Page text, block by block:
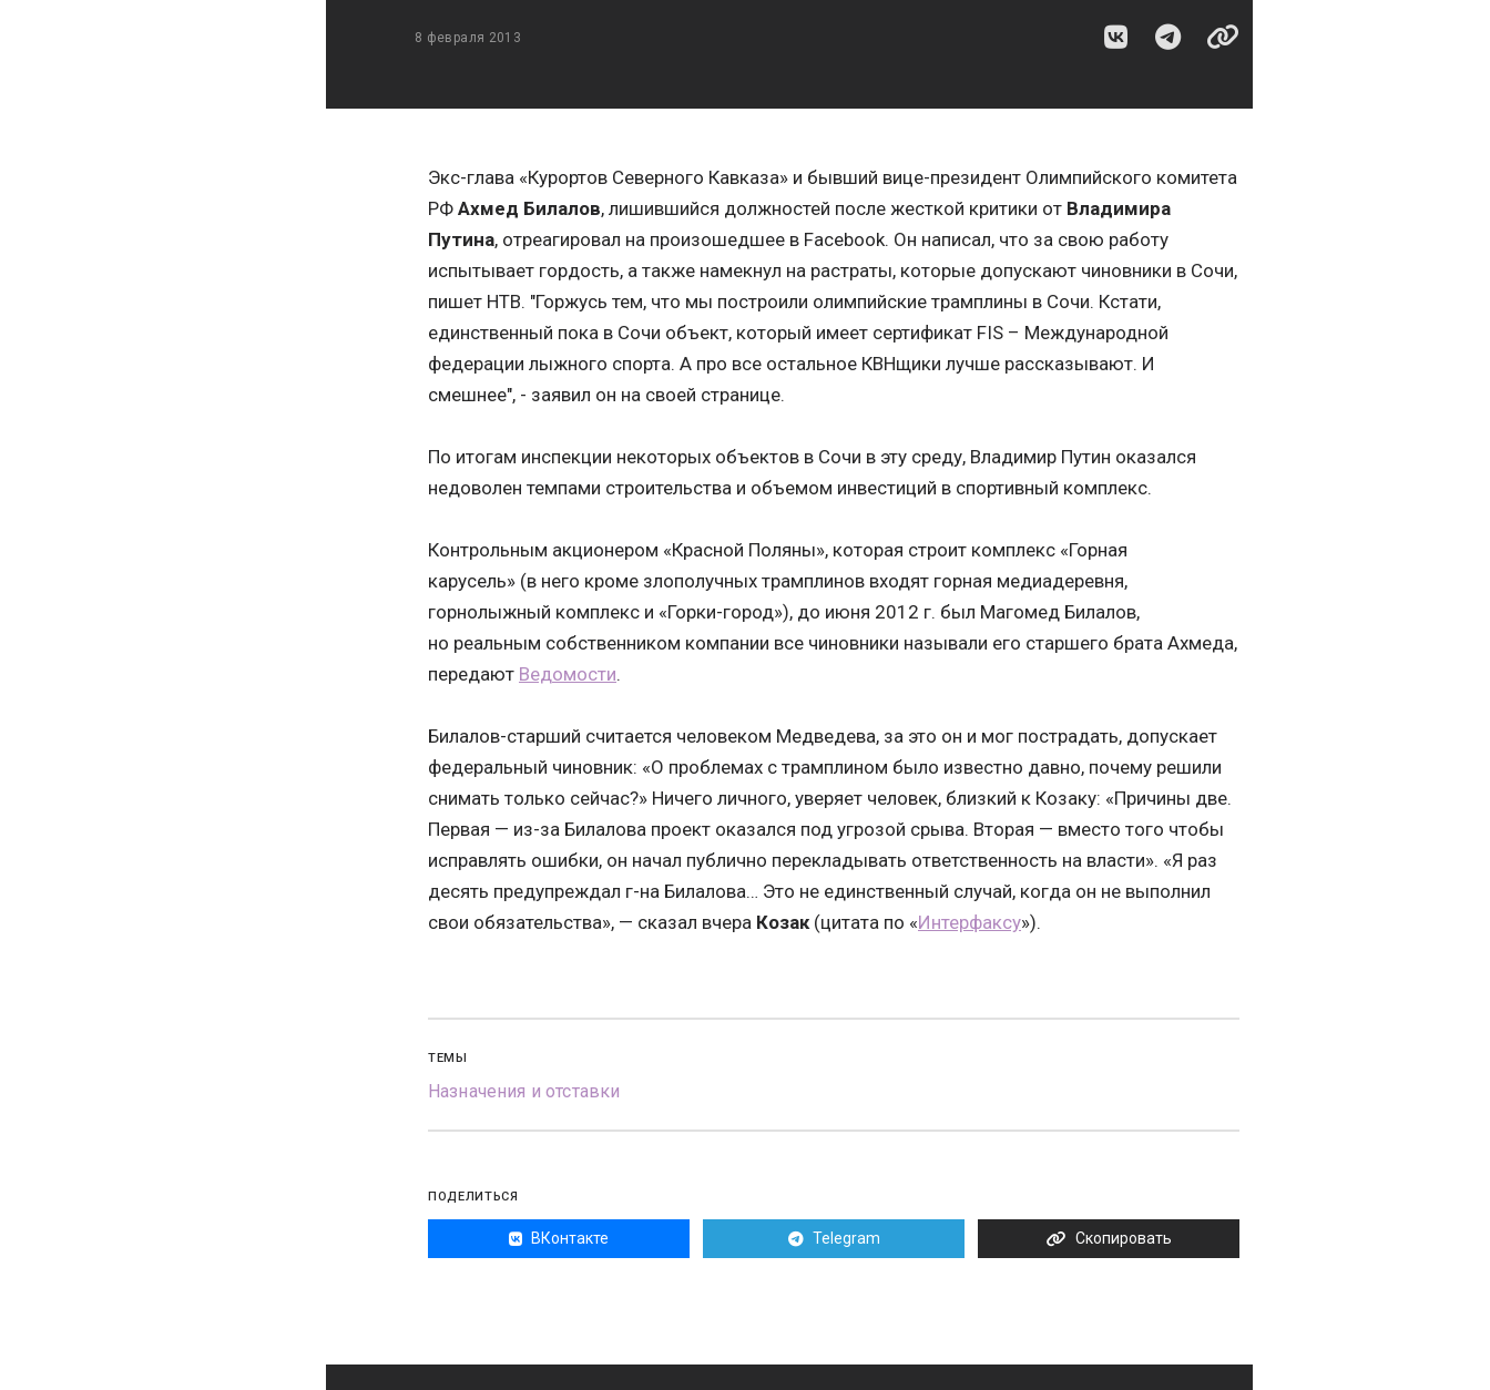
8 февраля 2013
Экс-глава «Курортов Северного Кавказа» и бывший вице-президент Олимпийского комитета
РФ Ахмед Билалов, лишившийся должностей после жесткой критики от Владимира
Путина, отреагировал на произошедшее в Facebook. Он написал, что за свою работу
испытывает гордость, а также намекнул на растраты, которые допускают чиновники в Сочи,
пишет НТВ. "Горжусь тем, что мы построили олимпийские трамплины в Сочи. Кстати,
единственный пока в Сочи объект, который имеет сертификат FIS – Международной
федерации лыжного спорта. А про все остальное КВНщики лучше рассказывают. И
смешнее", - заявил он на своей странице.
По итогам инспекции некоторых объектов в Сочи в эту среду, Владимир Путин оказался
недоволен темпами строительства и объемом инвестиций в спортивный комплекс.
Контрольным акционером «Красной Поляны», которая строит комплекс «Горная
карусель» (в него кроме злополучных трамплинов входят горная медиадеревня,
горнолыжный комплекс и «Горки-город»), до июня 2012 г. был Магомед Билалов,
но реальным собственником компании все чиновники называли его старшего брата Ахмеда,
передают Ведомости.
Билалов-старший считается человеком Медведева, за это он и мог пострадать, допускает
федеральный чиновник: «О проблемах с трамплином было известно давно, почему решили
снимать только сейчас?» Ничего личного, уверяет человек, близкий к Козаку: «Причины две.
Первая — из-за Билалова проект оказался под угрозой срыва. Вторая — вместо того чтобы
исправлять ошибки, он начал публично перекладывать ответственность на власти». «Я раз
десять предупреждал г-на Билалова… Это не единственный случай, когда он не выполнил
свои обязательства», — сказал вчера Козак(цитата по «Интерфаксу»).
ТЕМЫ
Назначения и отставки
ПОДЕЛИТЬСЯ
ВКонтакте Telegram Скопировать